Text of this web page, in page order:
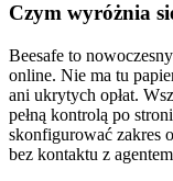
Czym wyróżnia
Beesafe to
online. Nie ma tu
ani ukrytych opłat.
pełną kontrolą po
skonfigurować zakres
bez kontaktu z